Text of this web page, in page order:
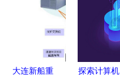
大连新船重
探索计算机